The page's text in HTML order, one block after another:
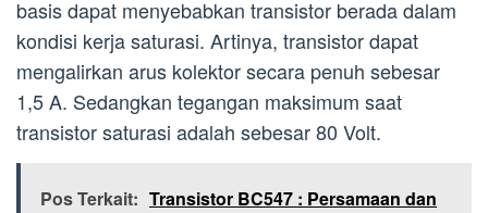
basis dapat menyebabkan transistor berada dalam
kondisi kerja saturasi. Artinya, transistor dapat
mengalirkan arus kolektor secara penuh sebesar
1,5 A. Sedangkan tegangan maksimum saat
transistor saturasi adalah sebesar 80 Volt.
Pos Terkait: Transistor BC547 : Persamaan dan